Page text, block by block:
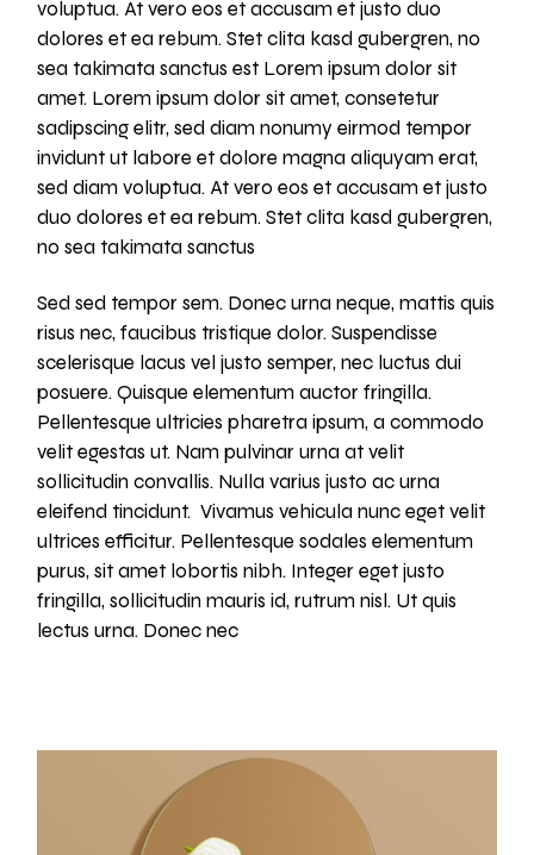
voluptua. At vero eos et accusam et justo duo
dolores et ea rebum. Stet clita kasd gubergren, no
sea takimata sanctus est Lorem ipsum dolor sit
amet. Lorem ipsum dolor sit amet, consetetur
sadipscing elitr, sed diam nonumy eirmod tempor
invidunt ut labore et dolore magna aliquyam erat,
sed diam voluptua. At vero eos et accusam et justo
duo dolores et ea rebum. Stet clita kasd gubergren,
no sea takimata sanctus
Sed sed tempor sem. Donec urna neque, mattis quis
risus nec, faucibus tristique dolor. Suspendisse
scelerisque lacus vel justo semper, nec luctus dui
posuere. Quisque elementum auctor fringilla.
Pellentesque ultricies pharetra ipsum, a commodo
velit egestas ut. Nam pulvinar urna at velit
sollicitudin convallis. Nulla varius justo ac urna
eleifend tincidunt. Vivamus vehicula nunc eget velit
ultrices efficitur. Pellentesque sodales elementum
purus, sit amet lobortis nibh. Integer eget justo
fringilla, sollicitudin mauris id, rutrum nisl. Ut quis
lectus urna. Donec nec